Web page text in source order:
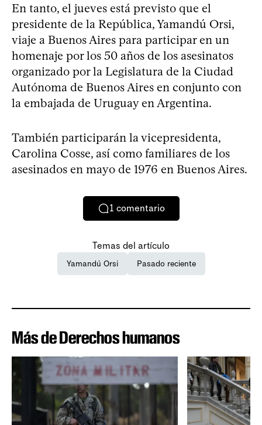
En tanto, el jueves está previsto que el
presidente de la República, Yamandú Orsi,
viaje a Buenos Aires para participar en un
homenaje por los 50 años de los asesinatos
organizado por la Legislatura de la Ciudad
Autónoma de Buenos Aires en conjunto con
la embajada de Uruguay en Argentina.
También participarán la vicepresidenta,
Carolina Cosse, así como familiares de los
asesinados en mayo de 1976 en Buenos Aires.
1 comentario
Temas del artículo
Yamandú Orsi Pasado reciente
Más de Derechos humanos